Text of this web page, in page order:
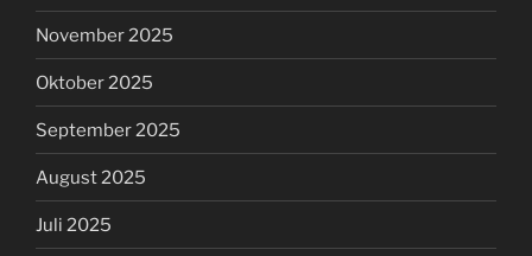
November 2025
Oktober 2025
September 2025
August 2025
Juli 2025